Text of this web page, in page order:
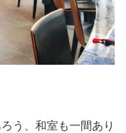
う、和室も一間あり